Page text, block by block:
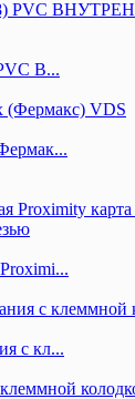
В...
с кл...